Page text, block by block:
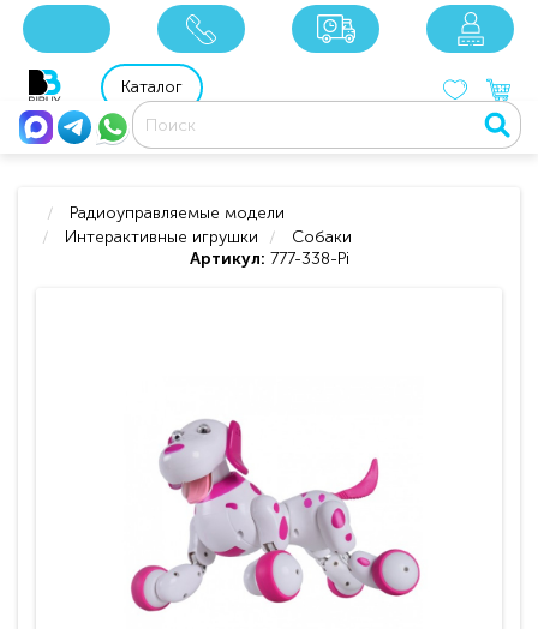
8 800 201 92 06
Каталог
Радиоуправляемые модели
Интерактивные игрушки
Собаки
Артикул: 777-338-Pi
xxx